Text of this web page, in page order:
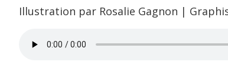
Illustration par Rosalie Gagnon |